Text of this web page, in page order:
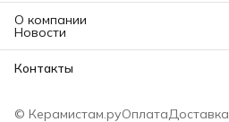
О компании
Новости
Контакты
этаж)
© Керамистам.руОплатаДоставка